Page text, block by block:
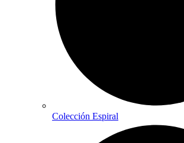
Colección Espiral